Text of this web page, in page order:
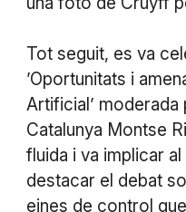
Tot seguit, es va
’Oportunitats i
Artificial’
Catalunya Montse
fluida i va implicar
destacar el debat
eines de control